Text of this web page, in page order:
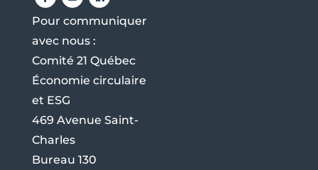
Pour communiquer
avec nous :
Comité 21 Québec
Économie circulaire
et ESG
469 Avenue Saint-
Charles
Bureau 130